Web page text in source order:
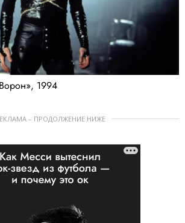
1994
– ПРОДОЛЖЕНИЕ НИЖЕ